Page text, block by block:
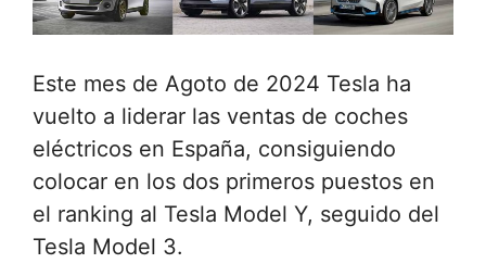
Este mes de Agoto de 2024 Tesla ha
vuelto a liderar las ventas de coches
eléctricos en España, consiguiendo
colocar en los dos primeros puestos en
el ranking al Tesla Model Y, seguido del
Tesla Model 3.